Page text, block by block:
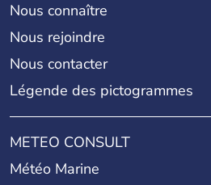
Nous connaître
Nous rejoindre
Nous contacter
Légende des pictogrammes
METEO CONSULT
Météo Marine